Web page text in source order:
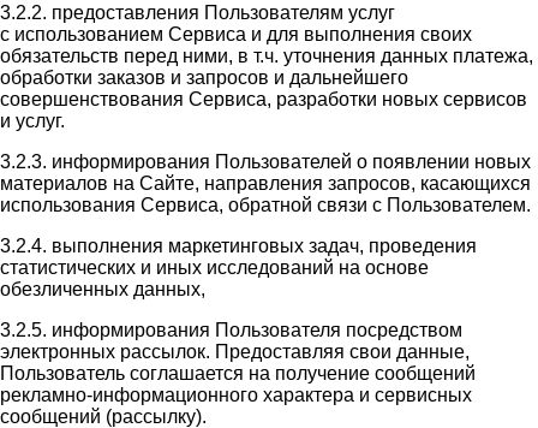
3.2.2. предоставления Пользователям услуг
с использованием Сервиса и для выполнения своих
обязательств перед ними, в т.ч. уточнения данных платежа,
обработки заказов и запросов и дальнейшего
совершенствования Сервиса, разработки новых сервисов
и услуг.
3.2.3. информирования Пользователей о появлении новых
материалов на Сайте, направления запросов, касающихся
использования Сервиса, обратной связи с Пользователем.
3.2.4. выполнения маркетинговых задач, проведения
статистических и иных исследований на основе
обезличенных данных,
3.2.5. информирования Пользователя посредством
электронных рассылок. Предоставляя свои данные,
Пользователь соглашается на получение сообщений
рекламно-информационного характера и сервисных
сообщений (рассылку).